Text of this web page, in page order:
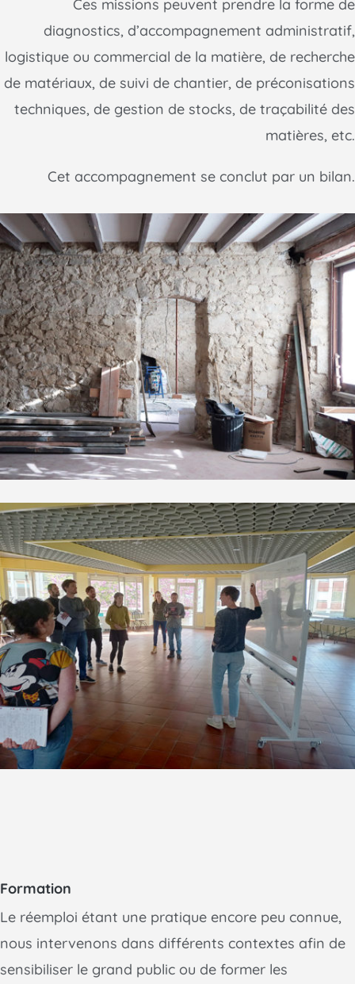
Ces missions peuvent prendre la forme de
diagnostics, d’accompagnement administratif,
logistique ou commercial de la matière, de recherche
de matériaux, de suivi de chantier, de préconisations
techniques, de gestion de stocks, de traçabilité des
matières, etc.
Cet accompagnement se conclut par un bilan.
Formation
Le réemploi étant une pratique encore peu connue,
nous intervenons dans différents contextes afin de
sensibiliser le grand public ou de former les